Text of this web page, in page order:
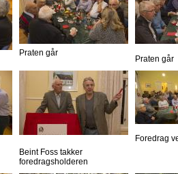
Praten går
Praten går
Beint Foss takker
foredragsholderen
Foredrag